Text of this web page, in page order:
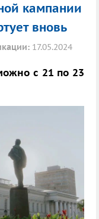
кампании
вновь
17.05.2024
с 21 по 23